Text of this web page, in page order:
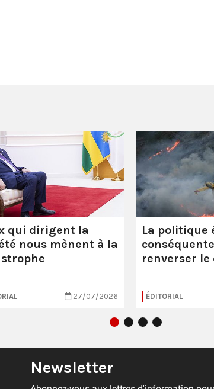
qui dirigent la
nous mènent à la
27/07/2026
La politique
renverser
ÉDITORIAL
Newsletter